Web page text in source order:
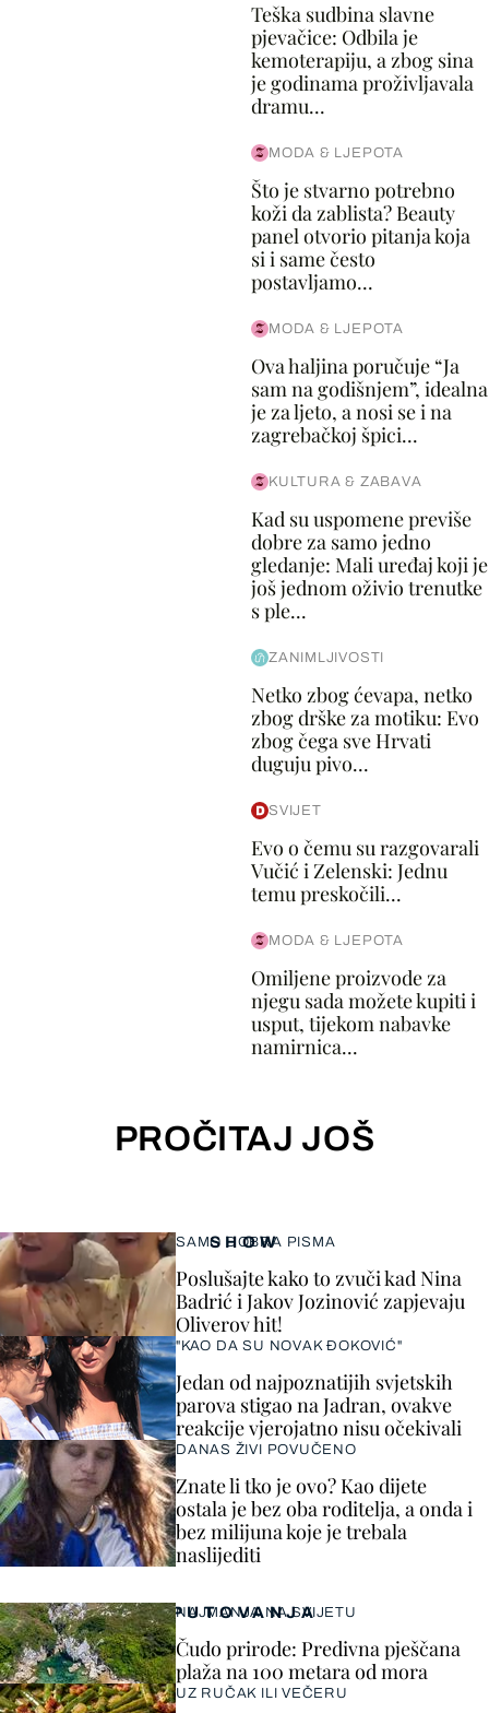
Teška sudbina slavne
pjevačice: Odbila je
kemoterapiju, a zbog sina
je godinama proživljavala
dramu...
MODA & LJEPOTA
Što je stvarno potrebno
koži da zablista? Beauty
panel otvorio pitanja koja
si i same često
postavljamo...
MODA & LJEPOTA
Ova haljina poručuje “Ja
sam na godišnjem”, idealna
je za ljeto, a nosi se i na
zagrebačkoj špici...
KULTURA & ZABAVA
Kad su uspomene previše
dobre za samo jedno
gledanje: Mali uređaj koji je
još jednom oživio trenutke
s ple...
ZANIMLJIVOSTI
Netko zbog ćevapa, netko
zbog drške za motiku: Evo
zbog čega sve Hrvati
duguju pivo...
SVIJET
Evo o čemu su razgovarali
Vučić i Zelenski: Jednu
temu preskočili...
MODA & LJEPOTA
Omiljene proizvode za
njegu sada možete kupiti i
usput, tijekom nabavke
namirnica...
PROČITAJ JOŠ
SHOW
SAMO DOBRA PISMA
Poslušajte kako to zvuči kad Nina
Badrić i Jakov Jozinović zapjevaju
Oliverov hit!
"KAO DA SU NOVAK ĐOKOVIĆ"
Jedan od najpoznatijih svjetskih
parova stigao na Jadran, ovakve
reakcije vjerojatno nisu očekivali
DANAS ŽIVI POVUČENO
Znate li tko je ovo? Kao dijete
ostala je bez oba roditelja, a onda i
bez milijuna koje je trebala
naslijediti
PUTOVANJA
NAJMANJA NA SVIJETU
Čudo prirode: Predivna pješčana
plaža na 100 metara od mora
UZ RUČAK ILI VEČERU